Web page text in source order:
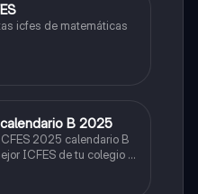
icfes de matemáticas
B 2025
2025 calendario B
ICFES de tu colegio y
y estudiar aquella